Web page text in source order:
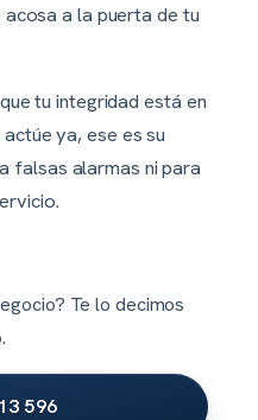
a la puerta de tu
tu integridad está en
ya, ese es su
falsas alarmas ni para
Te lo decimos
596